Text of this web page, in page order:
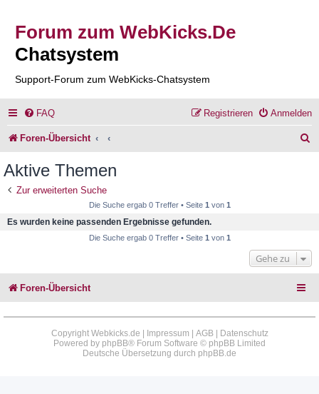
Forum zum WebKicks.De
Chatsystem
Support-Forum zum WebKicks-Chatsystem
FAQ Anmelden
Registrieren
Foren-Übersicht
Aktive Themen
Zur erweiterten Suche
Die Suche ergab 0 Treffer • Seite 1 von 1
Es wurden keine passenden Ergebnisse gefunden.
Die Suche ergab 0 Treffer • Seite 1 von 1
Gehe zu
Foren-Übersicht
Copyright Webkicks.de | Impressum AGB|
Datenschutz
Powered by phpBB® Forum Software © phpBB Limited
Deutsche Übersetzung durch phpBB.de